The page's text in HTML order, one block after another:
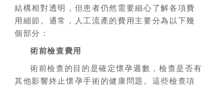
結構相對透明，但患者仍然需要細心了解各項費
用細節。通常，人工流產的費用主要分為以下幾
個部分：
術前檢查費用
術前檢查的目的是確定懷孕週數，檢查是否有
其他影響終止懷孕手術的健康問題。這些檢查項